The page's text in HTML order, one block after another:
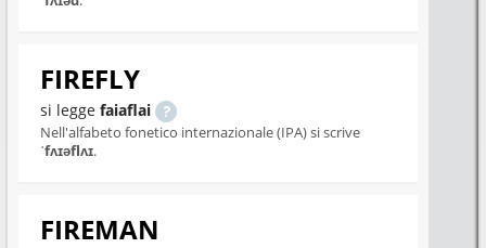
FIREFLY
si legge faiaflai
Nell'alfabeto fonetico internazionale (IPA) si scrive
ˈfʌɪəflʌɪ.
FIREMAN